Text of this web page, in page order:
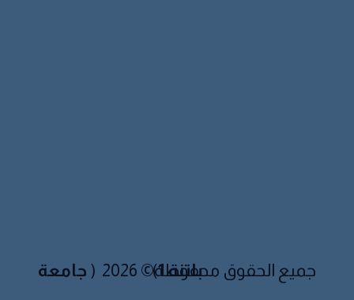
جميع الحقوق محفوظة© 2026 (
جامعة باتنة 1 )